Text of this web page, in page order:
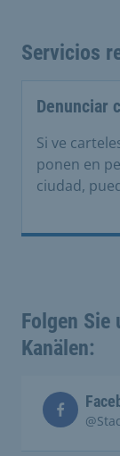
Servicios
Denunciar
Si ve
ponen en
ciudad,
Folgen Sie
Kanälen: